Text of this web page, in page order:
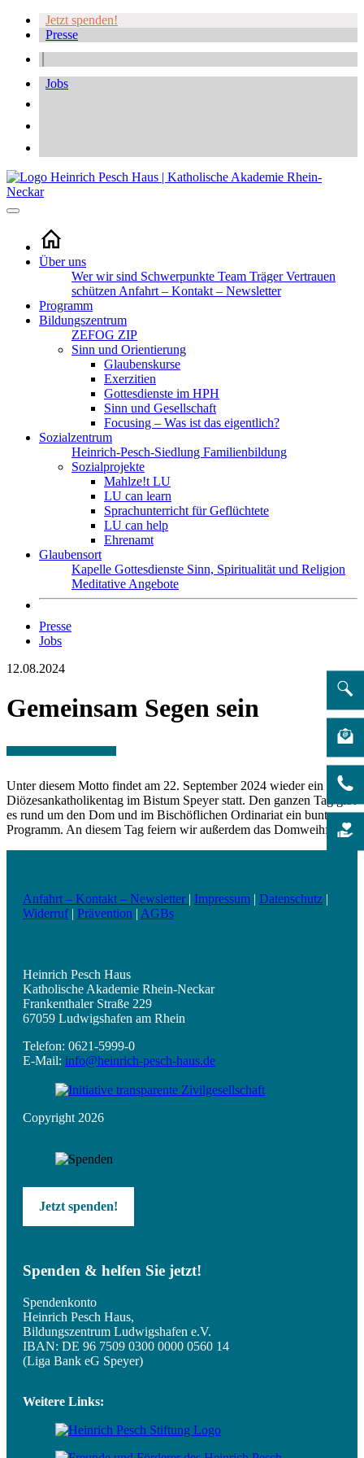
Jetzt spenden!
Presse
Jobs
Über uns
Wer wir sind Schwerpunkte Team TrägerVertrauen
schützen Anfahrt – Kontakt – Newsletter
Programm
Bildungszentrum
ZEFOG ZIP
Sinn und Orientierung
Glaubenskurse
Exerzitien
Gottesdienste im HPH
Sinn und Gesellschaft
Focusing – Was ist das eigentlich?
Sozialzentrum
Heinrich-Pesch-Siedlung Familienbildung
Sozialprojekte
Mahlze!t LU
LU can learn
Sprachunterricht für Geflüchtete
LU can help
Ehrenamt
Glaubensort
Kapelle Gottesdienste Sinn, Spiritualität und Religion
Meditative Angebote
Presse
Jobs
12.08.2024
Gemeinsam Segen sein
Unter diesem Motto findet am 22. September 2024 wieder ein
Diözesankatholikentag im Bistum Speyer statt. Den ganzen Tag gibt
es rund um den Dom und im Bischöflichen Ordinariat ein buntes
Programm. An diesem Tag feiern wir außerdem das Domweihfest.
Anfahrt – Kontakt – Newsletter | Impressum | Datenschutz |
Widerruf| Prävention | AGBs
Heinrich Pesch Haus
Katholische Akademie Rhein-Neckar
Frankenthaler Straße 229
67059 Ludwigshafen am Rhein
Telefon: 0621-5999-0
E-Mail: info@heinrich-pesch-haus.de
Copyright 2026
Jetzt spenden!
Spenden & helfen Sie jetzt!
Spendenkonto
Heinrich Pesch Haus,
Bildungszentrum Ludwigshafen e.V.
IBAN: DE 96 7509 0300 0000 0560 14
(Liga Bank eG Speyer)
Weitere Links: